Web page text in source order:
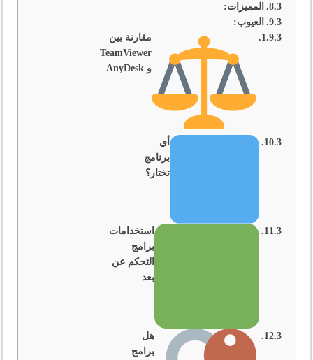
المميزات:
العيوب:
مقارنة بين
TeamViewer
و AnyDesk
أي
برنامج
تختار؟
استخدامات
برامج
التحكم عن
بعد
هل
برامج